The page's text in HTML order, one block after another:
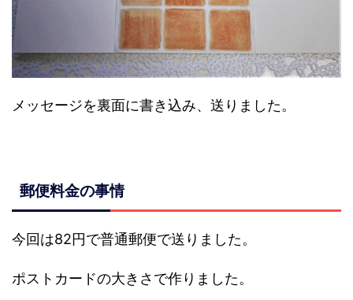
メッセージを裏面に書き込み、送りました。
郵便料金の事情
今回は82円で普通郵便で送りました。
ポストカードの大きさで作りました。